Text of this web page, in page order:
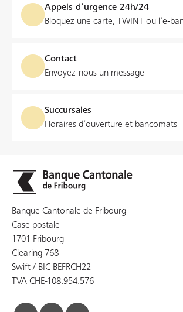
Appels d’urgence 24h/24
Bloquez une carte, TWINT ou
Contact
Envoyez-nous un message
Succursales
Horaires d’ouverture et bancomats
Banque Cantonale de Fribourg
Case postale
1701 Fribourg
Clearing 768
Swift / BIC BEFRCH22
TVA CHE-108.954.576